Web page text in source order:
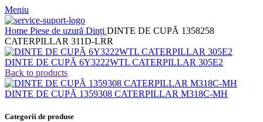
Meniu
Home Piese de uzură Dinți DINTE DE CUPĂ 1358258
CATERPILLAR 311D-LRR
DINTE DE CUPĂ 6Y3222WTL CATERPILLAR 305E2
Back to products
DINTE DE CUPĂ 1359308 CATERPILLAR M318C-MH
Categorii de produse